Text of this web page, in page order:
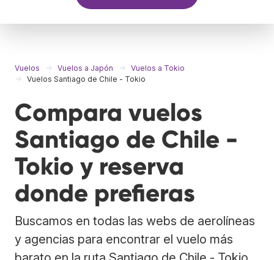
Vuelos Vuelos a Japón
Vuelos a Tokio
Vuelos Santiago de Chile - Tokio
Compara vuelos
Santiago de Chile -
Tokio y reserva
donde prefieras
Buscamos en todas las webs de aerolíneas
y agencias para encontrar el vuelo más